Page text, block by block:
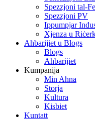
Spezzjoni tal-
Spezzjoni PV
Ippumpjar
Xjenza u
Aħbarijiet u Blogs
Blogs
Aħbarijiet
Kumpanija
Min Aħna
Storja
Kultura
Kisbiet
Kuntatt